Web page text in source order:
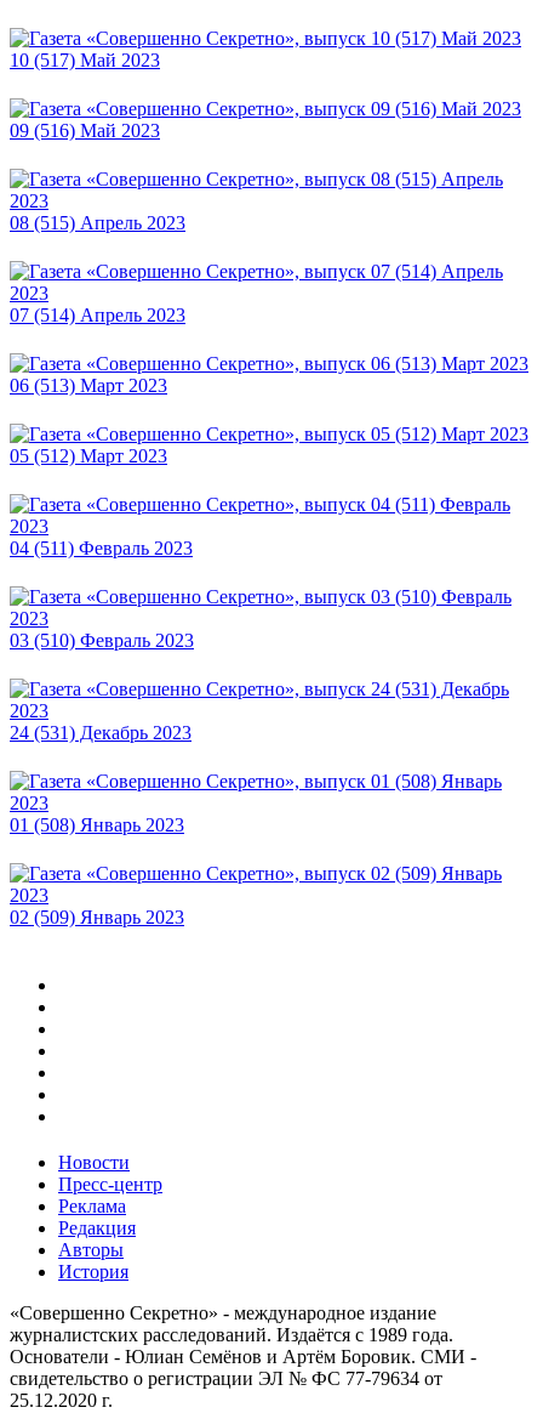
10 (517) Май 2023
09 (516) Май 2023
08 (515) Апрель 2023
07 (514) Апрель 2023
06 (513) Март 2023
05 (512) Март 2023
04 (511) Февраль 2023
03 (510) Февраль 2023
24 (531) Декабрь 2023
01 (508) Январь 2023
02 (509) Январь 2023
Новости
Пресс-центр
Реклама
Редакция
Авторы
История
«Совершенно Секретно» - международное издание
журналистских расследований. Издаётся с 1989 года.
Основатели - Юлиан Семёнов и Артём Боровик. CМИ -
свидетельство о регистрации ЭЛ № ФС 77-79634 от
25.12.2020 г.